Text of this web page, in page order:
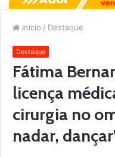
Início / Destaque
Destaque
Fátima
licença
cirurgia no
nadar,